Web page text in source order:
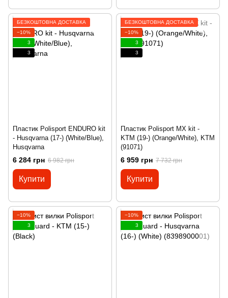
БЕЗКОШТОВНА ДОСТАВКА
−10%
3
3
Пластик Polisport ENDURO kit
- Husqvarna (17-) (White/Blue),
Husqvarna
6 284 грн 6 982 грн
Купити
БЕЗКОШТОВНА ДОСТАВКА
−10%
3
3
Пластик Polisport MX kit -
KTM (19-) (Orange/White), KTM
(91071)
6 959 грн 7 732 грн
Купити
−10%
3
−10%
3